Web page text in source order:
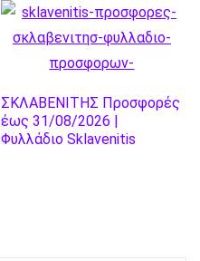
ΣΚΛΑΒΕΝΙΤΗΣ Προσφορές
έως 31/08/2026 |
Φυλλάδιο Sklavenitis